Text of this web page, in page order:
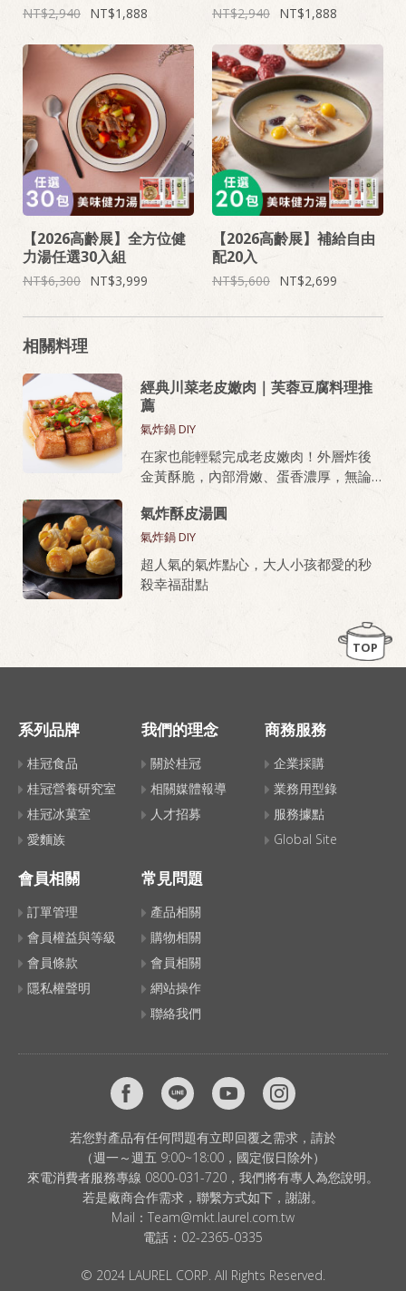
2,940 1,888 2,940 1,888
【2026高齡展】全方位健
力湯任選30入組
6,300 3,999
【2026高齡展】補給自由
配20入
5,600 2,699
相關料理
經典川菜老皮嫩肉｜芙蓉豆腐料理推
薦
氣炸鍋 DIY
在家也能輕鬆完成老皮嫩肉！外層炸後
金黃酥脆，內部滑嫩、蛋香濃厚，無論
廳級美味。
桂冠芙蓉豆腐，就是做老皮嫩肉的秘密
武器！
氣炸酥皮湯圓
氣炸鍋 DIY
超人氣的氣炸點心，大人小孩都愛的秒
殺幸福甜點
TOP
系列品牌
桂冠食品
桂冠營養研究室
桂冠冰菓室
愛麵族
我們的理念
關於桂冠
相關媒體報導
人才招募
商務服務
企業採購
業務用型錄
服務據點
Global Site
會員相關
訂單管理
會員權益與等級
會員條款
隱私權聲明
常見問題
產品相關
購物相關
會員相關
網站操作
聯絡我們
若您對產品有任何問題有立即回覆之需求，請於
（週一～週五 9:00~18:00，國定假日除外）
來電消費者服務專線 0800-031-720，我們將有專人為您說明。
若是廠商合作需求，聯繫方式如下，謝謝。
Mail： Team@mkt.laurel.com.tw
電話： 02-2365-0335
© 2024 LAUREL CORP. All Rights Reserved.